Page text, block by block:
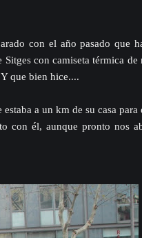
con el año pasado que
con camiseta térmica de
que bien hice....
a un km de su casa para
con él, aunque pronto nos